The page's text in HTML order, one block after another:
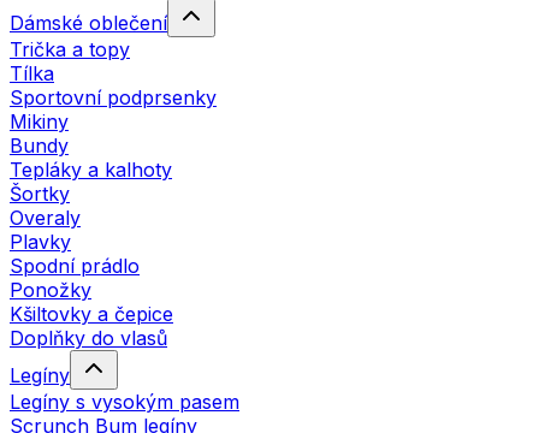
Dámské oblečení
Trička a topy
Tílka
Sportovní podprsenky
Mikiny
Bundy
Tepláky a kalhoty
Šortky
Overaly
Plavky
Spodní prádlo
Ponožky
Kšiltovky a čepice
Doplňky do vlasů
Legíny
Legíny s vysokým pasem
Scrunch Bum legíny